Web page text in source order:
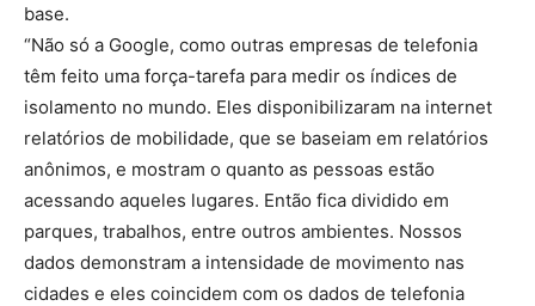
base.
“Não só a Google, como outras empresas de telefonia
têm feito uma força-tarefa para medir os índices de
isolamento no mundo. Eles disponibilizaram na internet
relatórios de mobilidade, que se baseiam em relatórios
anônimos, e mostram o quanto as pessoas estão
acessando aqueles lugares. Então fica dividido em
parques, trabalhos, entre outros ambientes. Nossos
dados demonstram a intensidade de movimento nas
cidades e eles coincidem com os dados de telefonia